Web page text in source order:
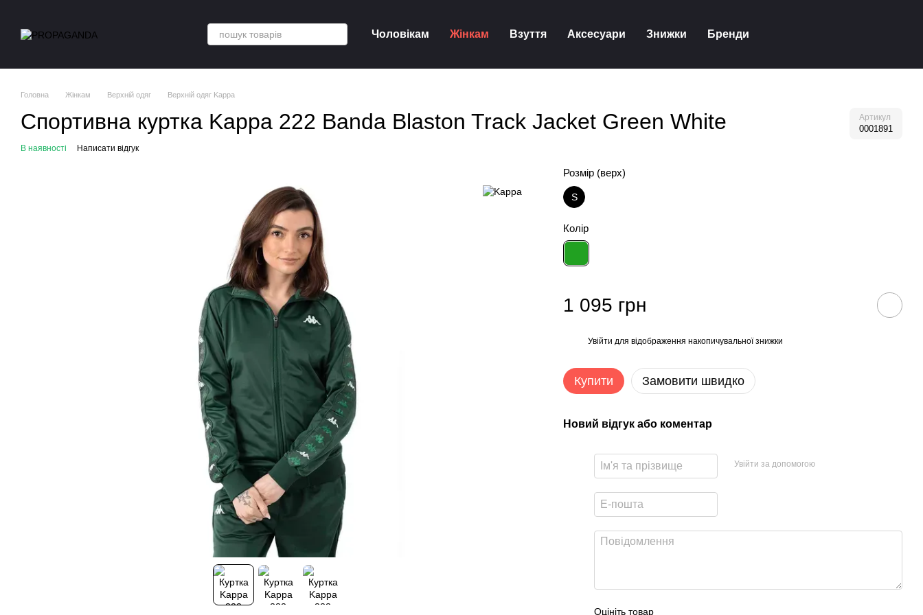
Чоловікам Жінкам Взуття Аксесуари Знижки Бренди
Головна Жінкам Верхній одяг Верхній одяг Kappa
Спортивна куртка Kappa 222 Banda Blaston Track Jacket Green White Артикул
0001891
В наявності Написати відгук
Розмір (верх)
S
Колір
1 095 грн
Увійти для відображення накопичувальної знижки
Купити Замовити швидко
Новий відгук або коментар
Увійти за допомогою
Оцініть товар